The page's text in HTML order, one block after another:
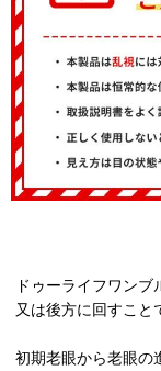
ドゥーライフワン
又は後方に回すこと
初期老眼から老眼の